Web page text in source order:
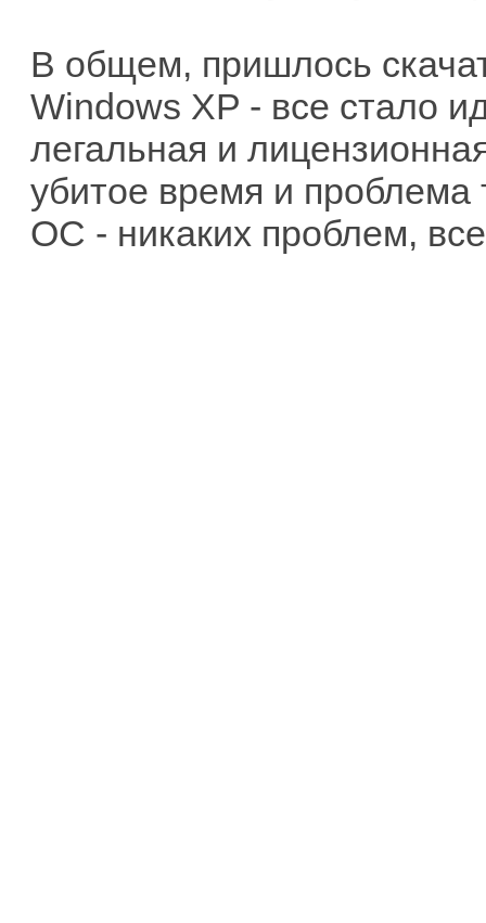
В общем, пришлось
Windows XP - все стало
легальная и
убитое время и проблема
ОС - никаких проблем,